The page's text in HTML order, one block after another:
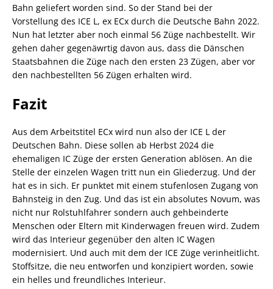
Bahn geliefert worden sind. So der Stand bei der
Vorstellung des ICE L, ex ECx durch die Deutsche Bahn 2022.
Nun hat letzter aber noch einmal 56 Züge nachbestellt. Wir
gehen daher gegenäwrtig davon aus, dass die Dänschen
Staatsbahnen die Züge nach den ersten 23 Zügen, aber vor
den nachbestellten 56 Zügen erhalten wird.
Fazit
Aus dem Arbeitstitel ECx wird nun also der ICE L der
Deutschen Bahn. Diese sollen ab Herbst 2024 die
ehemaligen IC Züge der ersten Generation ablösen. An die
Stelle der einzelen Wagen tritt nun ein Gliederzug. Und der
hat es in sich. Er punktet mit einem stufenlosen Zugang von
Bahnsteig in den Zug. Und das ist ein absolutes Novum, was
nicht nur Rolstuhlfahrer sondern auch gehbeinderte
Menschen oder Eltern mit Kinderwagen freuen wird. Zudem
wird das Interieur gegenüber den alten IC Wagen
modernisiert. Und auch mit dem der ICE Züge verinheitlicht.
Stoffsitze, die neu entworfen und konzipiert worden, sowie
ein helles und freundliches Interieur.